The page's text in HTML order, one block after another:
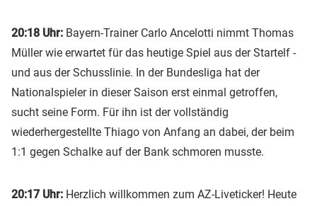
20:18 Uhr: Bayern-Trainer Carlo Ancelotti nimmt Thomas
Müller wie erwartet für das heutige Spiel aus der Startelf -
und aus der Schusslinie. In der Bundesliga hat der
Nationalspieler in dieser Saison erst einmal getroffen,
sucht seine Form. Für ihn ist der vollständig
wiederhergestellte Thiago von Anfang an dabei, der beim
1:1 gegen Schalke auf der Bank schmoren musste.
20:17 Uhr: Herzlich willkommen zum AZ-Liveticker! Heute